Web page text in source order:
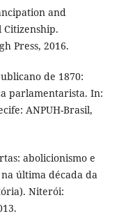
and
Press, 2016.
de 1870:
parlamentarista. In:
ANPUH-Brasil,
abolicionismo e
última década da
Niterói: